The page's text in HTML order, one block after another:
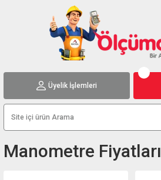
Üyelik İşlemleri
Manometre Fiyatları